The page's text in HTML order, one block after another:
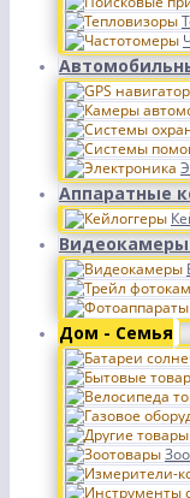
Аппаратные
Дом - Семья